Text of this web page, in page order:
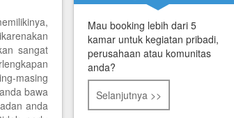
sangat
masing
bawa
anda
Mau booking lebih dari 5
kamar untuk kegiatan pribadi,
perusahaan atau komunitas
anda?
Selanjutnya >>